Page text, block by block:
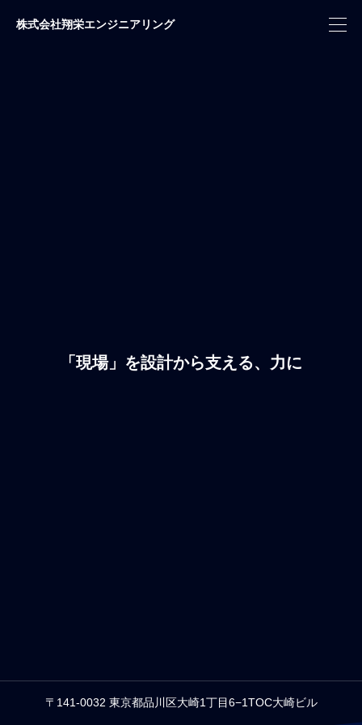
株式会社翔栄エンジニアリング
「現場」を設計から支える、力に
〒141-0032 東京都品川区大崎1丁目6−1TOC大崎ビル